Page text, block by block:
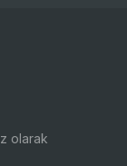
olarak